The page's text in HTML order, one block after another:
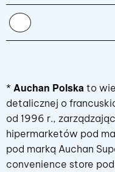
* Auchan Polska to
detalicznej o
od 1996 r.,
hipermarketów pod
pod marką Auchan
convenience store